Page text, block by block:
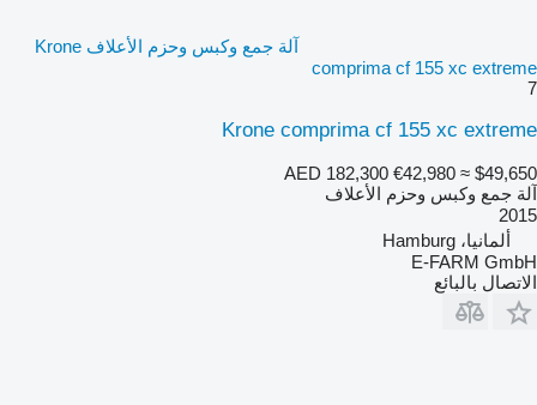
آلة جمع وكبس وحزم الأعلاف Krone
comprima cf 155 xc extreme
7
Krone comprima cf 155 xc extreme
AED 182,300 €42,980 ≈ $49,650
آلة جمع وكبس وحزم الأعلاف
2015
ألمانيا، Hamburg
E-FARM GmbH
الاتصال بالبائع